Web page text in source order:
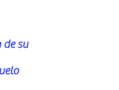
su